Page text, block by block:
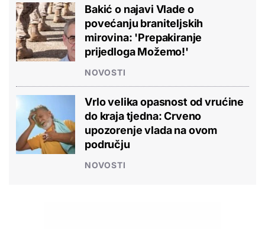
Bakić o najavi Vlade o
povećanju braniteljskih
mirovina: 'Prepakiranje
prijedloga Možemo!'
NOVOSTI
Vrlo velika opasnost od vrućine
do kraja tjedna: Crveno
upozorenje vlada na ovom
području
NOVOSTI